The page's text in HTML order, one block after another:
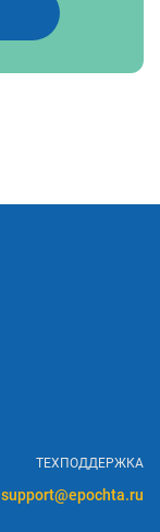
ТЕХПОДДЕРЖКА
support@epochta.ru